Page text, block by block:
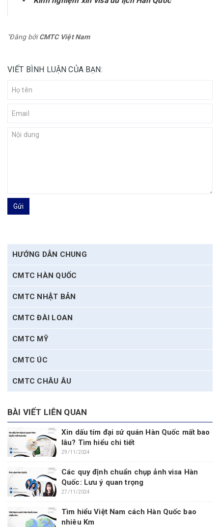
"Đăng bởiCMTC Việt Nam
VIẾT BÌNH LUẬN CỦA BẠN:
Gửi
HƯỚNG DẪN CHUNG
CMTC HÀN QUỐC
CMTC NHẬT BẢN
CMTC ĐÀI LOAN
CMTC MỸ
CMTC ÚC
CMTC CHÂU ÂU
BÀI VIẾT LIÊN QUAN
Xin dấu tím đại sứ quán Hàn Quốc mất bao
lâu? Tìm hiểu chi tiết
29/11/2024
Các quy định chuẩn chụp ảnh visa Hàn
Quốc: Lưu ý quan trọng
27/11/2024
Tìm hiểu Việt Nam cách Hàn Quốc bao
nhiêu Km